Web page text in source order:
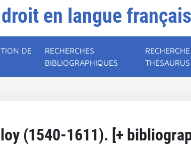
en langue
DE
RECHERCHES
BIBLIOGRAPHIQUES
THÉSAURUS
(1540-1611). [+